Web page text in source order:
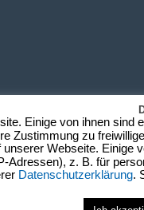
Einige von ihnen
Zustimmung zu
Webseite.
z. B. für
Datenschutzerklärung.